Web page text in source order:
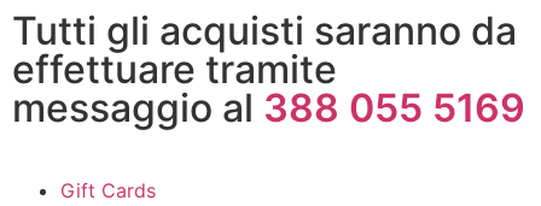
Tutti gli acquisti saranno da
effettuare tramite
messaggio al 388 055 5169
Gift Cards